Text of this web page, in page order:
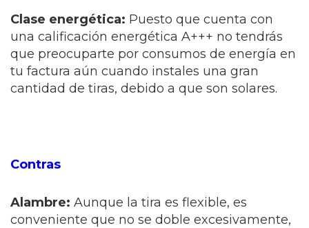
Clase energética: Puesto que cuenta con
una calificación energética A+++ no tendrás
que preocuparte por consumos de energía en
tu factura aún cuando instales una gran
cantidad de tiras, debido a que son solares.
Contras
Alambre: Aunque la tira es flexible, es
conveniente que no se doble excesivamente,